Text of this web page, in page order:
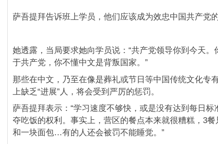
萨吾提拜告诉班上学员，他们应该成为效忠中国共产党
她透露，当局要求她向学员说：“共产党领导你到今天。
于共产党，你不懂中文是背叛国家。”
那些在中文，乃至在像是葬礼或节日等中国传统文化专
上缺乏“进展”人，将会受到严厉的惩罚。
萨吾提拜表示：“学习速度不够快，或是没有达到每日标
夺吃饭的权利。事实上，营区的餐点本来就很糟糕，3
和一块面包…有的人还会被罚不能睡觉。”